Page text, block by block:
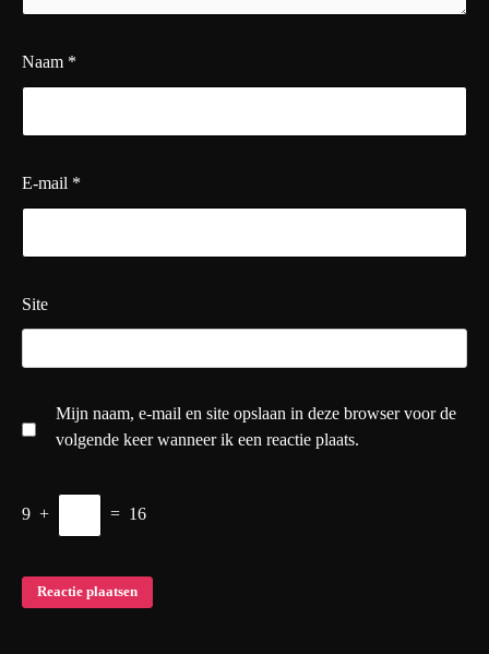
Naam *
E-mail *
Site
Mijn naam, e-mail en site opslaan in deze browser voor de
volgende keer wanneer ik een reactie plaats.
9 + = 16